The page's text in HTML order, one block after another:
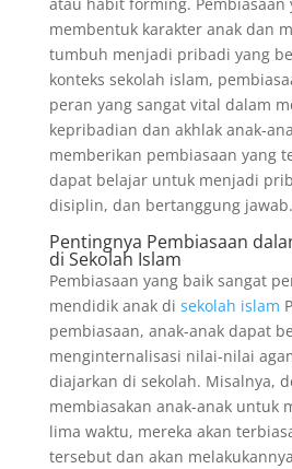
atau habit forming. Pembiasaan
membentuk karakter anak dan
tumbuh menjadi pribadi yang
konteks sekolah islam,
peran yang sangat vital dalam
kepribadian dan akhlak anak-
memberikan pembiasaan yang
dapat belajar untuk menjadi
disiplin, dan bertanggung jawab.
Pentingnya Pembiasaan
di Sekolah Islam
Pembiasaan yang baik sangat
mendidik anak di sekolah islam
pembiasaan, anak-anak dapat
menginternalisasi nilai-nilai
diajarkan di sekolah. Misalnya,
membiasakan anak-anak untuk
lima waktu, mereka akan
tersebut dan akan